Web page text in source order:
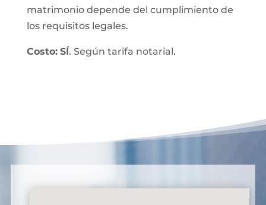
matrimonio depende del cumplimiento de
los requisitos legales.
Costo: SÍ. Según tarifa notarial.